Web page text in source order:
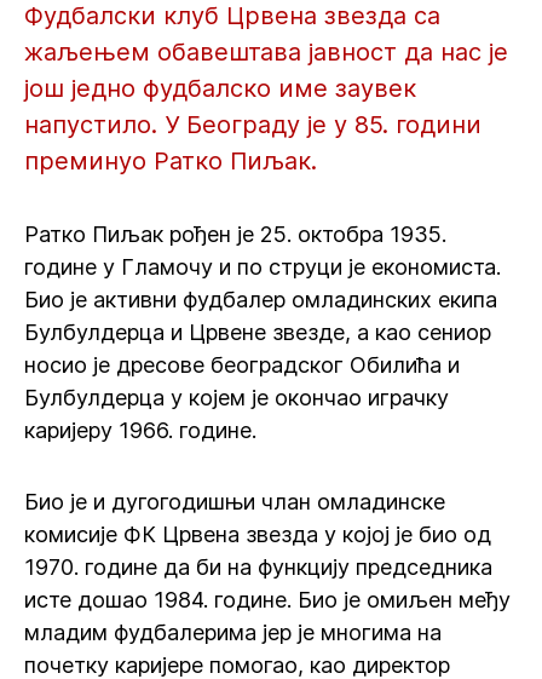
Фудбалски клуб Црвена звезда са
жаљењем обавештава јавност да нас је
још једно фудбалско име заувек
напустило. У Београду је у 85. години
преминуо Ратко Пиљак.
Ратко Пиљак рођен је 25. октобра 1935.
године у Гламочу и по струци је економиста.
Био је активни фудбалер омладинских екипа
Булбулдерца и Црвене звезде, а као сениор
носио је дресове београдског Обилића и
Булбулдерца у којем је окончао играчку
каријеру 1966. године.
Био је и дугогодишњи члан омладинске
комисије ФК Црвена звезда у којој је био од
1970. године да би на функцију председника
исте дошао 1984. године. Био је омиљен међу
младим фудбалерима јер је многима на
почетку каријере помогао, као директор